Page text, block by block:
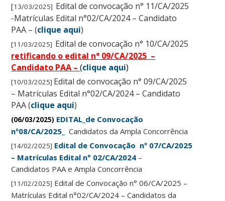
[13/03/2025] Edital de convocação n° 11/CA/2025
-Matrículas Edital n°02/CA/2024 – Candidato
PAA – (clique aqui)
[11/03/2025] Edital de convocação n° 10/CA/2025
retificando o edital n° 09/CA/2025 –
Candidato PAA –(clique aqui)
[10/03/2025] Edital de convocação n° 09/CA/2025
– Matrículas Edital n°02/CA/2024 – Candidato
PAA (clique aqui)
(06/03/2025) EDITAL_de Convocação
nº08/CA/2025_
Candidatos da Ampla Concorrência
[14/02/2025] Edital de Convocação nº 07/CA/2025
– Matrículas Edital n° 02/CA/2024 –
Candidatos PAA e Ampla Concorrência
[11/02/2025] Edital de Convocação n° 06/CA/2025 –
Matrículas Edital n°02/CA/2024 – Candidatos da